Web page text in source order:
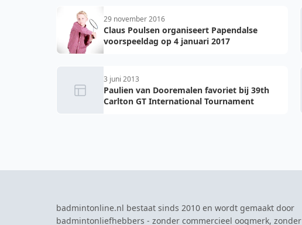
29 november 2016
Claus Poulsen organiseert Papendalse
voorspeeldag op 4 januari 2017
3 juni 2013
Paulien van Dooremalen favoriet bij 39th
Carlton GT International Tournament
badmintonline.nl bestaat sinds 2010 en wordt gemaakt door
badmintonliefhebbers - zonder commercieel oogmerk, zonder